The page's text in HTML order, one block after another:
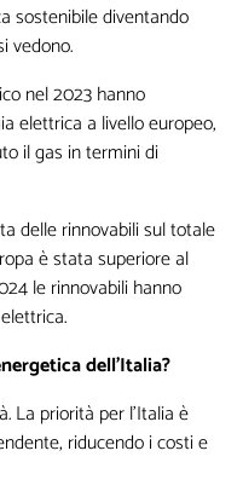
sostenibile diventando
vedono.
nel 2023 hanno
elettrica a livello europeo,
il gas in termini di
delle rinnovabili sul totale
è stata superiore al
le rinnovabili hanno
dell’Italia?
La priorità per l’Italia è
riducendo i costi e
Informativa sulla
informazioni.